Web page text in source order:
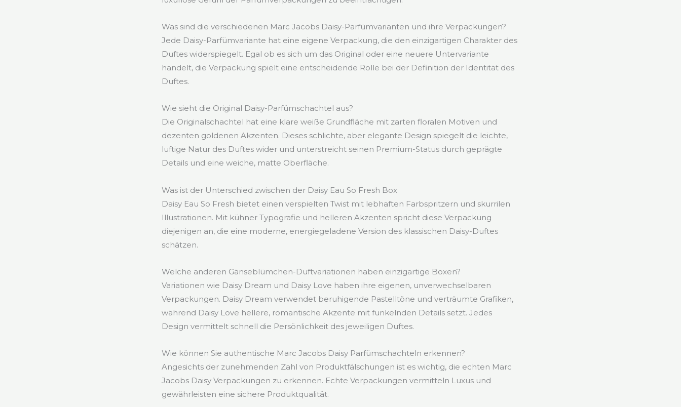
Was sind die verschiedenen Marc Jacobs Daisy-Parfümvarianten und ihre Verpackungen?
Jede Daisy-Parfümvariante hat eine eigene Verpackung, die den einzigartigen Charakter des
Duftes widerspiegelt. Egal ob es sich um das Original oder eine neuere Untervariante
handelt, die Verpackung spielt eine entscheidende Rolle bei der Definition der Identität des
Duftes.
Wie sieht die Original Daisy-Parfümschachtel aus?
Die Originalschachtel hat eine klare weiße Grundfläche mit zarten floralen Motiven und
dezenten goldenen Akzenten. Dieses schlichte, aber elegante Design spiegelt die leichte,
luftige Natur des Duftes wider und unterstreicht seinen Premium-Status durch geprägte
Details und eine weiche, matte Oberfläche.
Was ist der Unterschied zwischen der Daisy Eau So Fresh Box
Daisy Eau So Fresh bietet einen verspielten Twist mit lebhaften Farbspritzern und skurrilen
Illustrationen. Mit kühner Typografie und helleren Akzenten spricht diese Verpackung
diejenigen an, die eine moderne, energiegeladene Version des klassischen Daisy-Duftes
schätzen.
Welche anderen Gänseblümchen-Duftvariationen haben einzigartige Boxen?
Variationen wie Daisy Dream und Daisy Love haben ihre eigenen, unverwechselbaren
Verpackungen. Daisy Dream verwendet beruhigende Pastelltöne und verträumte Grafiken,
während Daisy Love hellere, romantische Akzente mit funkelnden Details setzt. Jedes
Design vermittelt schnell die Persönlichkeit des jeweiligen Duftes.
Wie können Sie authentische Marc Jacobs Daisy Parfümschachteln erkennen?
Angesichts der zunehmenden Zahl von Produktfälschungen ist es wichtig, die echten Marc
Jacobs Daisy Verpackungen zu erkennen. Echte Verpackungen vermitteln Luxus und
gewährleisten eine sichere Produktqualität.